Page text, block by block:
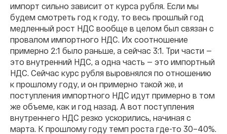
импорт сильно зависит от курса рубля. Если мы
будем смотреть год к году, то весь прошлый год
медленный рост НДС вообще в целом был связан с
провалом импортного НДС. Их соотношение
примерно 2:1 было раньше, а сейчас 3:1. Три части —
это внутренний НДС, а одна часть — это импортный
НДС. Сейчас курс рубля выровнялся по отношению
к прошлому году, и он примерно такой же, и
поступления импортного НДС идут примерно в том
же объеме, как и год назад. А вот поступления
внутреннего НДС резко ускорились, начиная с
марта. К прошлому году темп роста где-то 30–40%.